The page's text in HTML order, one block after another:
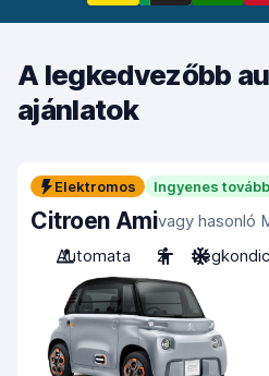
A legkedvezőbb
ajánlatok
Elektromos Ingyenes
Citroen Amivagy hasonló
Automata
2